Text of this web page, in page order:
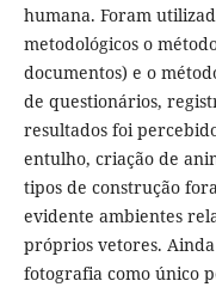
humana. Foram
metodológicos o
documentos) e o
de questionários,
resultados foi
entulho, criação de
tipos de construção
evidente ambientes
próprios vetores.
fotografia como único